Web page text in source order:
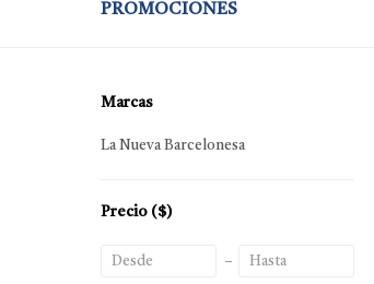
PROMOCIONES
Marcas
La Nueva Barcelonesa
Precio ($)